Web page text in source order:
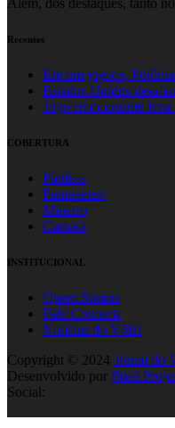
Além, dos destaques, tanto
Recentes
Em um jogaço,
Estados Unidos
Jogo emocionante
COBERTURA
Paulista
Paranaense
Mineiro
Carioca
INSTITUCIONAL
Quem Somos
Fale Conosco
Notícias do Vôlei
Copyright © 2024 Jornal do
Desenvolvido por Pixel
Social: